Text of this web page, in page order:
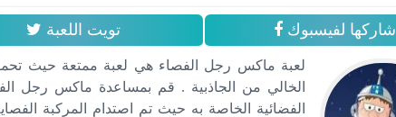
شاركها لفيسبوك تويت اللعبة
لعبة ماكس رجل الفصاء هي لعبة ممتعة حيث
الخالي من الجاذبية . قم بمساعدة ماكس رجل
الفضائية الخاصة به حيث تم اصتدام المركبة